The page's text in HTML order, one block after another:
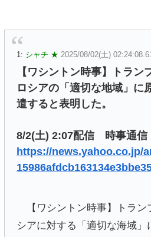
1: シャチ ★ 2025/08/02(土)
【ワシントン時事】トラン
ロシアの「適切な地域」に
遣すると表明した。
8/2(土) 2:07配信 時事通信
https://news.yahoo.co.jp/
【ワシントン時事】トラン
シアに対する「適切な海域」